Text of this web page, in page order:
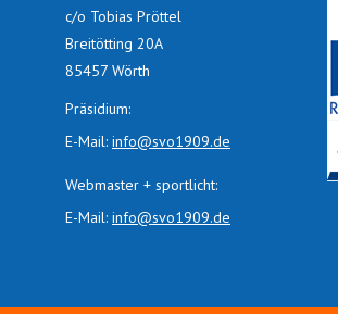
c/o Tobias Pröttel
Breitötting 20A
85457 Wörth
Präsidium:
E-Mail: info@svo1909.de
Webmaster + sportlicht:
E-Mail: info@svo1909.de